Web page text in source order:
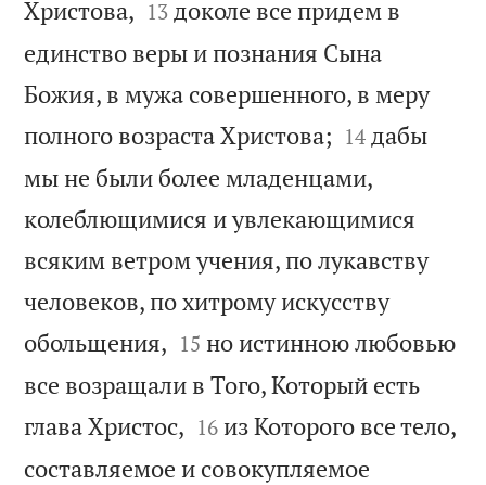
Христова, 

13 доколе все придем в
единство веры и познания Сына
Божия, в мужа совершенного, в меру
полного возраста Христова; 

14 дабы
мы не были более младенцами,
колеблющимися и увлекающимися
всяким ветром учения, по лукавству
человеков, по хитрому искусству
обольщения, 

15 но истинною любовью
все возращали в Того, Который есть
глава Христос, 

16 из Которого все тело,
составляемое и совокупляемое